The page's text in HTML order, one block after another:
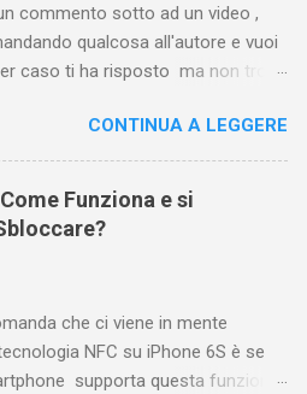
commento sotto ad un video ,
qualcosa all'autore e vuoi
caso ti ha risposto ma non trovi
del tipo " cronologia commenti
cose simili? Vuoi sapere come
accedi dal tuo computer (PC/Mac)
smartphone (Android o iPhone)
? In questa guida ti mostrerò dove
commenti di YouTube , ossia
la risposta é positiva ma mi ci è
po' di tempo prima di trovare
di YouTube perché è anche
CONTINUA A LEGGERE
Funziona e si
che ci viene in mente
NFC su iPhone 6S è se
supporta questa funzione